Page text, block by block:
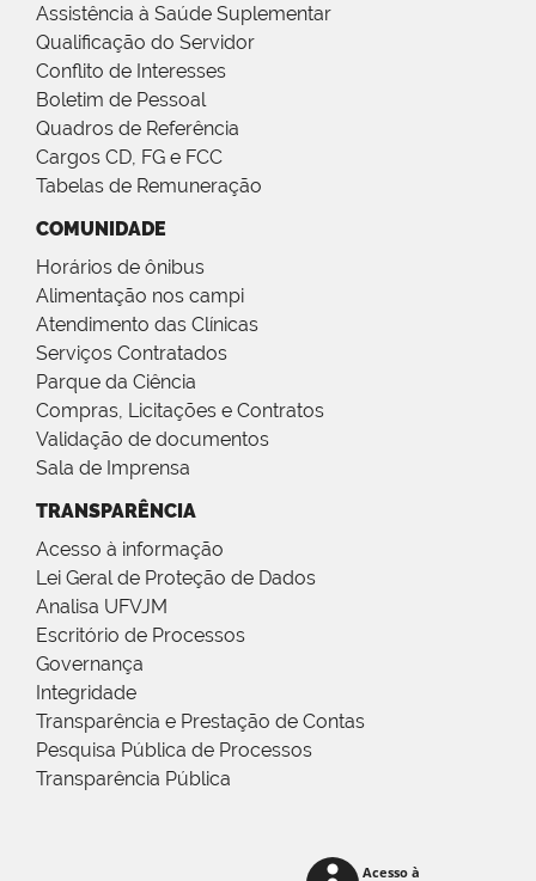
Assistência à Saúde Suplementar
Qualificação do Servidor
Conflito de Interesses
Boletim de Pessoal
Quadros de Referência
Cargos CD, FG e FCC
Tabelas de Remuneração
COMUNIDADE
Horários de ônibus
Alimentação nos campi
Atendimento das Clínicas
Serviços Contratados
Parque da Ciência
Compras, Licitações e Contratos
Validação de documentos
Sala de Imprensa
TRANSPARÊNCIA
Acesso à informação
Lei Geral de Proteção de Dados
Analisa UFVJM
Escritório de Processos
Governança
Integridade
Transparência e Prestação de Contas
Pesquisa Pública de Processos
Transparência Pública